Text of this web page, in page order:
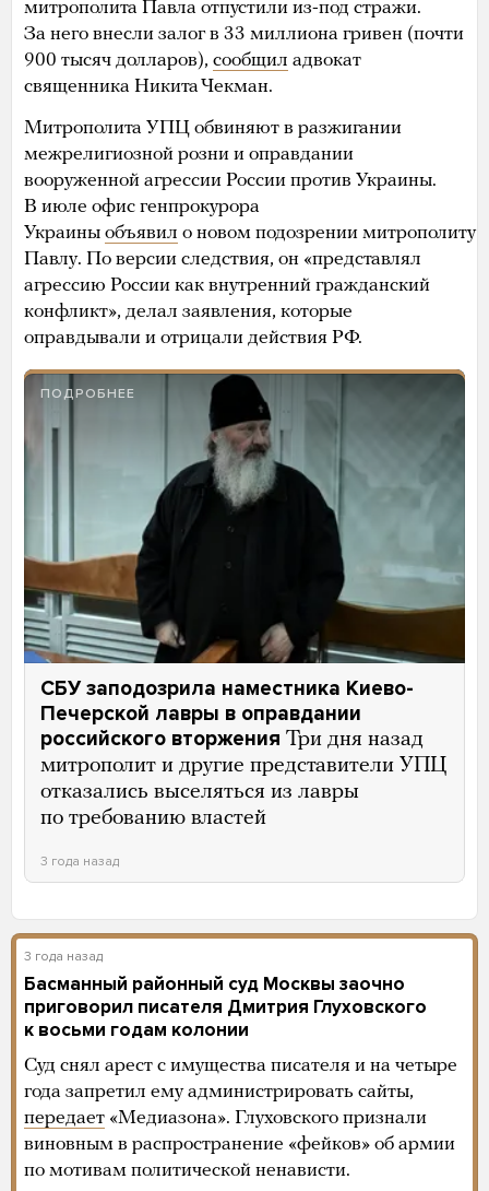
митрополита Павла отпустили из-под стражи.
За него внесли залог в 33 миллиона гривен (почти
900 тысяч долларов), сообщил адвокат
священника Никита Чекман.
Митрополита УПЦ обвиняют в разжигании
межрелигиозной розни и оправдании
вооруженной агрессии России против Украины.
В июле офис генпрокурора
Украины объявил о новом подозрении митрополиту
Павлу. По версии следствия, он «представлял
агрессию России как внутренний гражданский
конфликт», делал заявления, которые
оправдывали и отрицали действия РФ.
ПОДРОБНЕЕ
СБУ заподозрила наместника Киево-
Печерской лавры в оправдании
российского вторжения Три дня назад
митрополит и другие представители УПЦ
отказались выселяться из лавры
по требованию властей
3 года назад
3 года назад
Басманный районный суд Москвы заочно
приговорил писателя Дмитрия Глуховского
к восьми годам колонии
Суд снял арест с имущества писателя и на четыре
года запретил ему администрировать сайты,
передает «Медиазона». Глуховского признали
виновным в распространение «фейков» об армии
по мотивам политической ненависти.